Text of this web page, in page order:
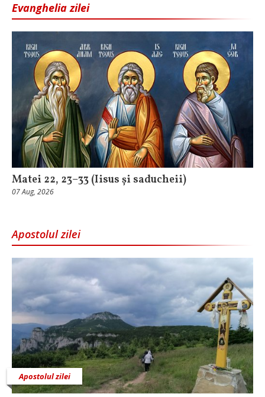
Evanghelia zilei
Matei 22, 23–33 (Iisus și saducheii)
07 Aug, 2026
Apostolul zilei
Apostolul zilei